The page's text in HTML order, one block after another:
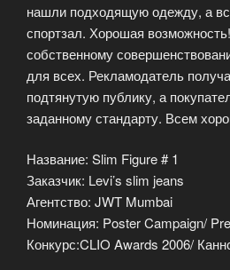
нашли подходящую одежду, а
спортзал. Хорошая
собственному
для всех. Рекламодатель
подтянутую публику, а
заданному стандарту. Всем
Название: Slim Figure # 1
Заказчик: Levi’s slim jeans
Агентство: JWT Mumbai
Номинация: Poster Campaign/
Конкурс:CLIO Awards 2006/